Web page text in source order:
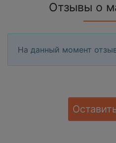
Отзывы о
На данный момент